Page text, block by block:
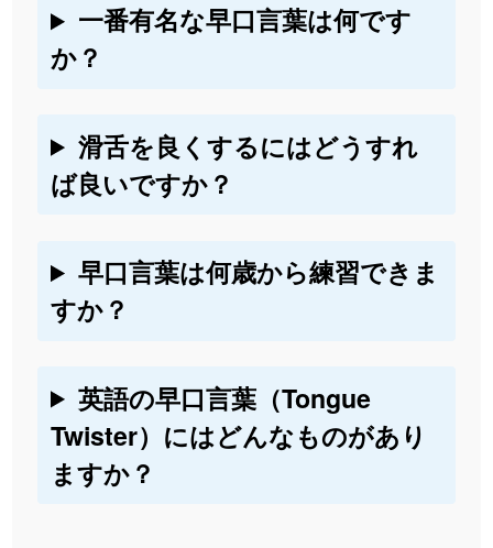
一番有名な早口言葉は何です
か？
滑舌を良くするにはどうすれ
ば良いですか？
早口言葉は何歳から練習できま
すか？
英語の早口言葉（Tongue
Twister）にはどんなものがあり
ますか？